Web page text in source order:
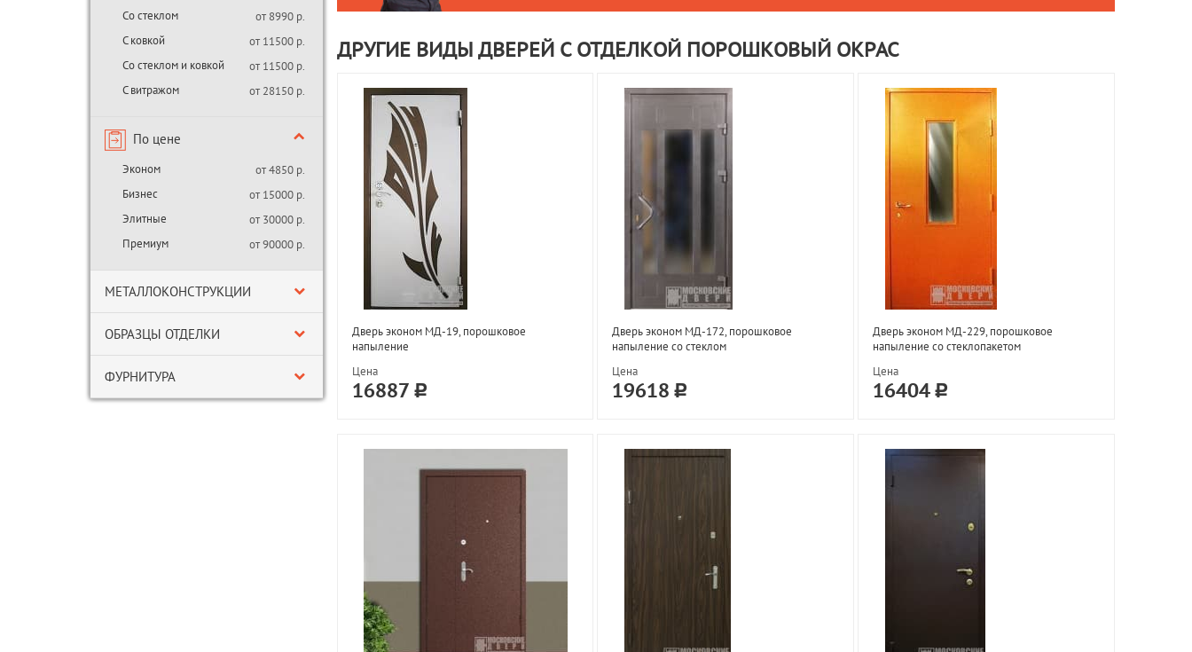
Со стеклом
от 8990 р.
С ковкой
от 11500 р.
Со стеклом и ковкой
от 11500 р.
С витражом
от 28150 р.
По цене
Эконом
от 4850 р.
Бизнес
от 15000 р.
Элитные
от 30000 р.
Премиум
от 90000 р.
МЕТАЛЛОКОНСТРУКЦИИ
ОБРАЗЦЫ ОТДЕЛКИ
ФУРНИТУРА
ДРУГИЕ ВИДЫ ДВЕРЕЙ С ОТДЕЛКОЙ ПОРОШКОВЫЙ ОКРАС
Дверь эконом МД-19, порошковое
напыление
Цена
16887
Дверь эконом МД-172, порошковое
напыление со стеклом
Цена
19618
Дверь эконом МД-229, порошковое
напыление со стеклопакетом
Цена
16404